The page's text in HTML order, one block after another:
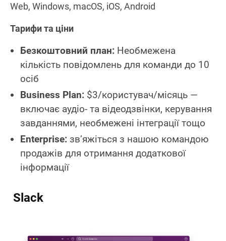
Web, Windows, macOS, iOS, Android
Тарифи та ціни
Безкоштовний план: Необмежена
кількість повідомлень для команди до 10
осіб
Business Plan: $3/користувач/місяць —
включає аудіо‑ та відеодзвінки, керування
завданнями, необмежені інтеграції тощо
Enterprise: зв’яжіться з нашою командою
продажів для отримання додаткової
інформації
Slack